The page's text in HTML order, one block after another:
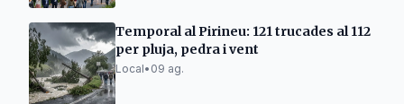
Temporal al Pirineu: 121 trucades al 112
per pluja, pedra i vent
Local• 09 ag.